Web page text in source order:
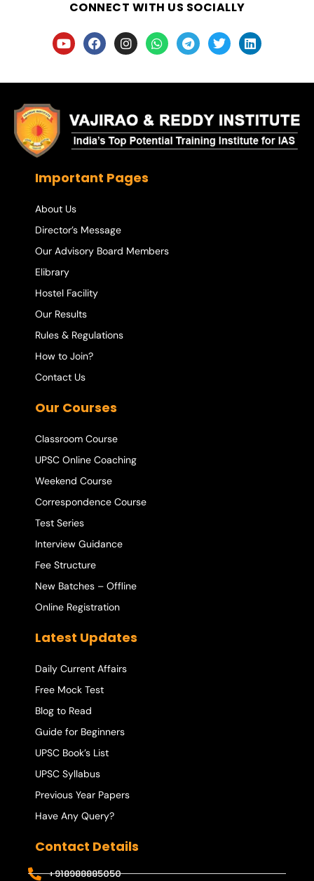
CONNECT WITH US SOCIALLY
Important Pages
About Us
Director’s Message
Our Advisory Board Members
Elibrary
Hostel Facility
Our Results
Rules & Regulations
How to Join?
Contact Us
Our Courses
Classroom Course
UPSC Online Coaching
Weekend Course
Correspondence Course
Test Series
Interview Guidance
Fee Structure
New Batches – Offline
Online Registration
Latest Updates
Daily Current Affairs
Free Mock Test
Blog to Read
Guide for Beginners
UPSC Book’s List
UPSC Syllabus
Previous Year Papers
Have Any Query?
Contact Details
+918988885050